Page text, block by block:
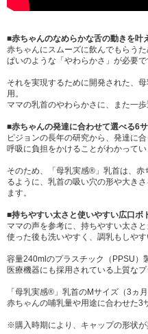
■赤ちゃんのなめらかな舌の動きを叶
赤ちゃんにスムーズに飲んでもらう
ぱいのような「やわらかさ」が必要で
それを実現するために開発された、
用。
ママの乳首のやわらかさに、また一歩
■赤ちゃんの発達に合わせて選べる6
ピジョンの長年の研究から、発達に
呼吸に負担をかけることがわかってい
そのため、「母乳実感®」乳首は、
るように、乳首の吸い穴の形や大き
ます。
■持ちやすい太さと使いやすい広口ボ
ママの声を参考に、持ちやすい太さと
使った後も洗いやすく、調乳もしやす
容量240mlのプラスチック（PPSU）
医療機器にも採用されている上質なプ
「母乳実感®」乳首のMサイズ（3ヵ
赤ちゃんの哺乳量や用途に合わせた3
※購入時期により、キャップの形状が